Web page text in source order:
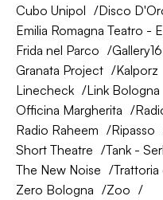
Cubo Unipol
Disco
Emilia Romagna Teatro -
Frida nel Parco
Gallery16
Granata Project
Kalporz
Linecheck
Link Bologna
Officina Margherita
Radio Raheem
Ripasso
Short Theatre
Tank -
The New Noise
Trattoria
Zero Bologna
Zoo